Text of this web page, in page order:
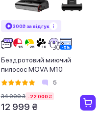
300₴ за відгук
Бездротовий миючий
пилосос MOVA M10
5
34 999 ₴ -22 000 ₴
12 999 ₴